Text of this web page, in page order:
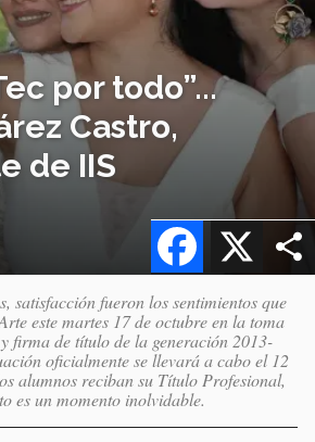
por todo”...
Castro,
de IIS
X
Facebook
satisfacción fueron los sentimientos que
este martes 17 de octubre en la toma
firma de título de la generación 2013-
oficialmente se llevará a cabo el 12
alumnos reciban su Título Profesional,
es un momento inolvidable.